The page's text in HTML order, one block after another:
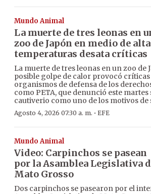
Mundo Animal
La muerte de tres leonas en
zoo de Japón en medio de
temperaturas desata críticas
La muerte de tres leonas en un zoo de
posible golpe de calor provocó críticas
organismos de defensa de los
como PETA, que denunció este
cautiverio como uno de los motivos
Agosto 4, 2026 07:30 a. m. · EFE
Mundo Animal
Video: Carpinchos se pasean
por la Asamblea Legislativa
Mato Grosso
Dos carpinchos se pasearon por el